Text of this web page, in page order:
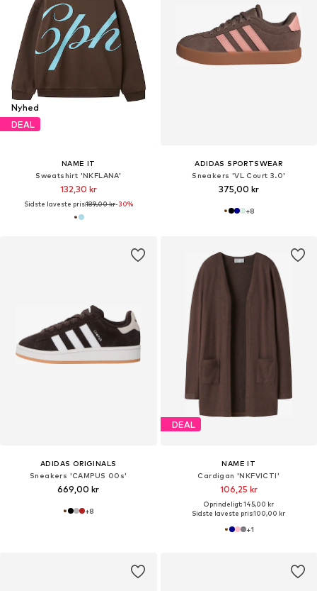
Nyhed
DEAL
NAME IT
Sweatshirt 'NKFLANA'
132,30 kr
Sidste laveste pris:189,00 kr-30%
ADIDAS SPORTSWEAR
Sneakers 'VL Court 3.0'
375,00 kr
+8
ADIDAS ORIGINALS
Sneakers 'CAMPUS 00s'
669,00 kr
+8
DEAL
NAME IT
Cardigan 'NKFVICTI'
106,25 kr
Oprindeligt: 145,00 kr
Sidste laveste pris:100,00 kr
+1